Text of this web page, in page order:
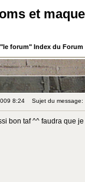
et
forum" Index du Forum
8:24 Sujet du message:
bon taf ^^ faudra que